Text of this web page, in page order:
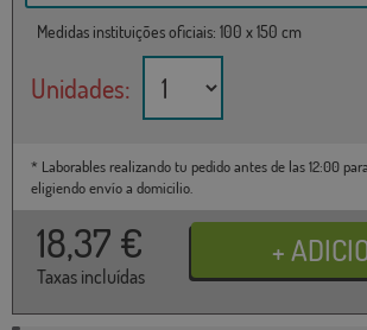
Medidas instituições oficiais: 100 x 150 cm
Unidades:
* Laborables realizando tu pedido antes de las 12:00
eligiendo envío a domicilio.
18,37 €
Taxas incluídas